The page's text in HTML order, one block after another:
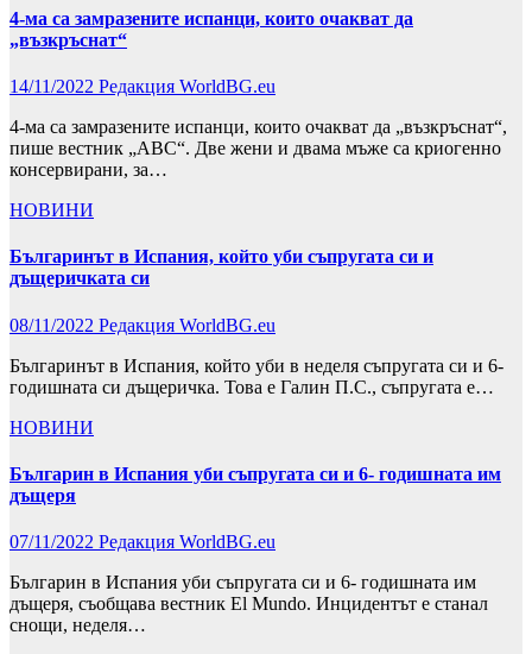
4-ма са замразените испанци, които очакват да
„възкръснат“
14/11/2022 Редакция WorldBG.eu
4-ма са замразените испанци, които очакват да „възкръснат“,
пише вестник „АВС“. Две жени и двама мъже са криогенно
консервирани, за…
НОВИНИ
Българинът в Испания, който уби съпругата си и
дъщеричката си
08/11/2022 Редакция WorldBG.eu
Българинът в Испания, който уби в неделя съпругата си и 6-
годишната си дъщеричка. Това е Галин П.С., съпругата е…
НОВИНИ
Българин в Испания уби съпругата си и 6- годишната им
дъщеря
07/11/2022 Редакция WorldBG.eu
Българин в Испания уби съпругата си и 6- годишната им
дъщеря, съобщава вестник El Mundo. Инцидентът е станал
снощи, неделя…